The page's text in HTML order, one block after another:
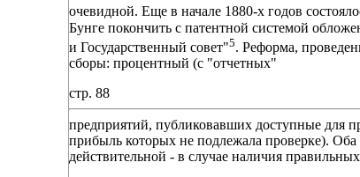
очевидной. Еще в начале 1880-х годов
Бунге покончить с патентной системой
и Государственный совет"5. Реформа,
сборы: процентный (с "отчетных"
стр. 88
предприятий, публиковавших доступные для
прибыль которых не подлежала проверке).
действительной - в случае наличия